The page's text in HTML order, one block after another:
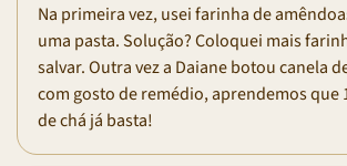
Na primeira vez, usei farinha de
uma pasta. Solução? Coloquei mais
salvar. Outra vez a Daiane botou canela
com gosto de remédio, aprendemos que
de chá já basta!